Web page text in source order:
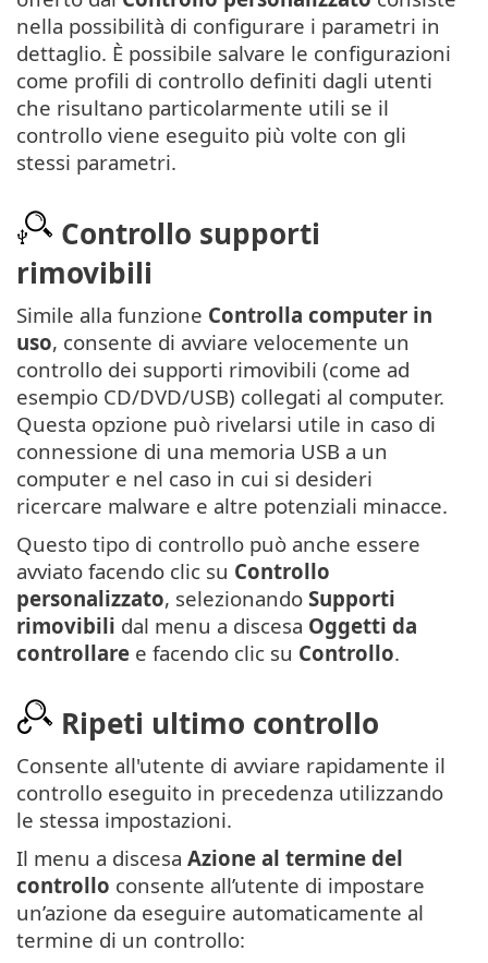
nella possibilità di configurare i parametri in
dettaglio. È possibile salvare le configurazioni
come profili di controllo definiti dagli utenti
che risultano particolarmente utili se il
controllo viene eseguito più volte con gli
stessi parametri.
Controllo supporti
rimovibili
Simile alla funzione Controlla computer in
uso, consente di avviare velocemente un
controllo dei supporti rimovibili (come ad
esempio CD/DVD/USB) collegati al computer.
Questa opzione può rivelarsi utile in caso di
connessione di una memoria USB a un
computer e nel caso in cui si desideri
ricercare malware e altre potenziali minacce.
Questo tipo di controllo può anche essere
avviato facendo clic su Controllo
personalizzato, selezionando Supporti
rimovibili dal menu a discesa Oggetti da
controllare e facendo clic su Controllo.
Ripeti ultimo controllo
Consente all'utente di avviare rapidamente il
controllo eseguito in precedenza utilizzando
le stessa impostazioni.
Il menu a discesa Azione al termine del
controllo consente all’utente di impostare
un’azione da eseguire automaticamente al
termine di un controllo: